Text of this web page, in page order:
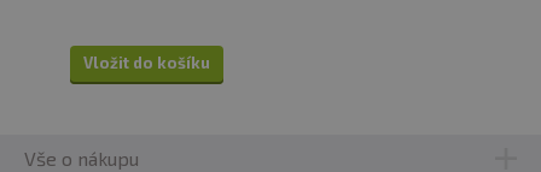
Vložit do košíku
Vše o nákupu